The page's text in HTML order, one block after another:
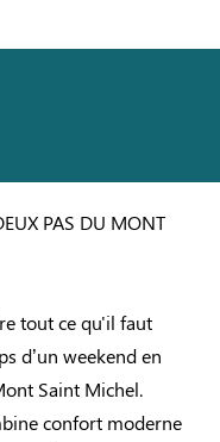
PAS DU MONT
tout ce qu'il faut
d’un weekend en
Saint Michel.
confort moderne